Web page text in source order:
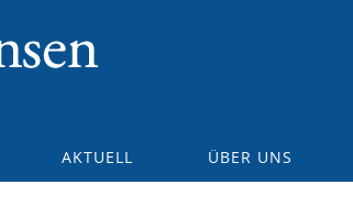
AKTUELL ÜBER UNS